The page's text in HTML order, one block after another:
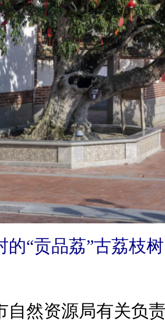
的“贡品荔”古荔枝
然资源局有关负责